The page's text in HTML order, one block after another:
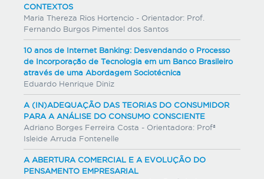
CONTEXTOS
Maria Thereza Rios Hortencio - Orientador: Prof.
Fernando Burgos Pimentel dos Santos
10 anos de Internet Banking: Desvendando o Processo
de Incorporação de Tecnologia em um Banco Brasileiro
através de uma Abordagem Sociotécnica
Eduardo Henrique Diniz
A (IN)ADEQUAÇÃO DAS TEORIAS DO CONSUMIDOR
PARA A ANÁLISE DO CONSUMO CONSCIENTE
Adriano Borges Ferreira Costa - Orientadora: Profª
Isleide Arruda Fontenelle
A ABERTURA COMERCIAL E A EVOLUÇÃO DO
PENSAMENTO EMPRESARIAL